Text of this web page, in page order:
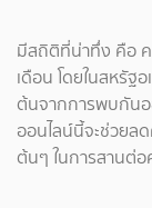
มีสถิติที่น่าทึ่ง คือ ค
เดือน โดยในสหรัฐ
ต้นจากการพบกันอ
ออนไลน์นี้จะช่วยล
ต้นๆ ในการสานต่